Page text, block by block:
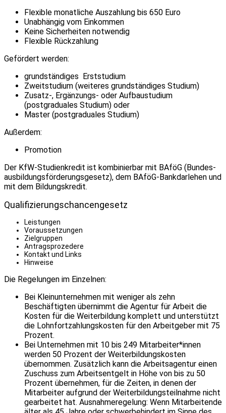
Flexible monatliche Auszahlung bis 650 Euro
Unabhängig vom Einkommen
Keine Sicherheiten notwendig
Flexible Rückzahlung
Gefördert werden:
grundständiges Erststudium
Zweitstudium (weiteres grundständiges Studium)
Zusatz-, Ergänzungs- oder Aufbau­studium
(postgraduales Studium) oder
Master (postgraduales Studium)
Außerdem:
Promotion
Der KfW-Studienkredit ist kombinierbar mit BAföG (Bundes­
ausbildungs­förderungs­gesetz), dem BAföG-Bank­darlehen und
mit dem Bildungskredit.
Qualifizierungschancengesetz
Leistungen
Voraussetzungen
Zielgruppen
Antragsprozedere
Kontakt und Links
Hinweise
Die Regelungen im Einzelnen:
Bei Kleinunternehmen mit weniger als zehn
Beschäftigten übernimmt die Agentur für Arbeit die
Kosten für die Weiterbildung komplett und unterstützt
die Lohnfortzahlungskosten für den Arbeitgeber mit 75
Prozent.
Bei Unternehmen mit 10 bis 249 Mitarbeiter*innen
werden 50 Prozent der Weiterbildungskosten
übernommen. Zusätzlich kann die Arbeitsagentur einen
Zuschuss zum Arbeitsentgelt in Höhe von bis zu 50
Prozent übernehmen, für die Zeiten, in denen der
Mitarbeiter aufgrund der Weiterbildungsteilnahme nicht
gearbeitet hat. Ausnahmeregelung: Wenn Mitarbeitende